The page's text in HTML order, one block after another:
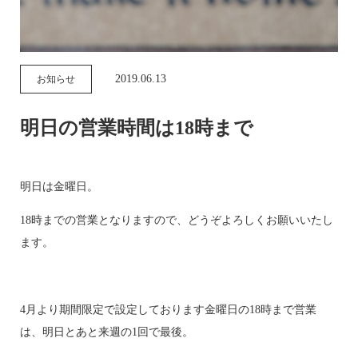
お知らせ 2019.06.13
明日の営業時間は18時まで
明日は金曜日。
18時までの営業となりますので、どうぞよろしくお願いいたし
ます。
4月より期間限定で設定しております金曜日の18時まで営業
は、明日とあと来週の1回で最後。